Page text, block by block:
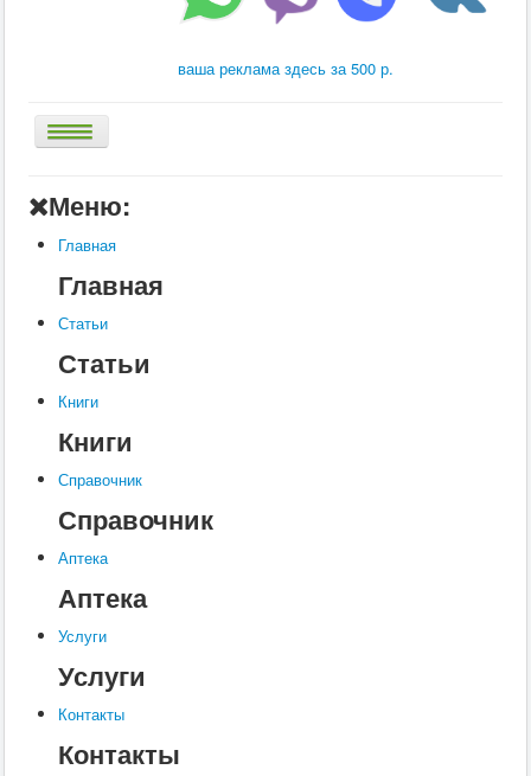
ваша реклама здесь за 500 р.
Книги
Услуги
Контакты
Шкатулки
Меню:
Главная
Главная
Статьи
Статьи
Книги
Книги
Справочник
Справочник
Аптека
Аптека
Услуги
Услуги
Контакты
Контакты